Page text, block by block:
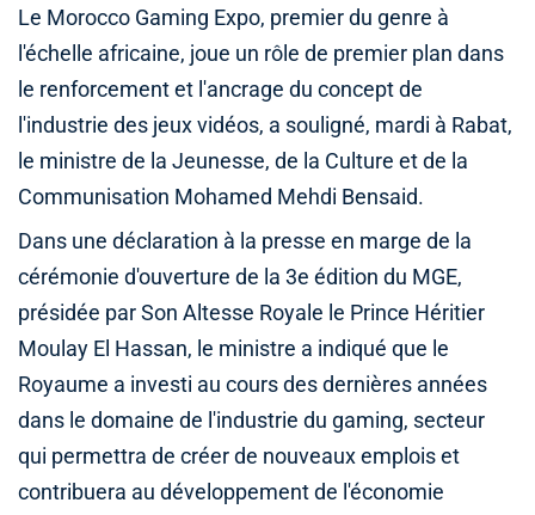
Le Morocco Gaming Expo, premier du genre à
l'échelle africaine, joue un rôle de premier plan dans
le renforcement et l'ancrage du concept de
l'industrie des jeux vidéos, a souligné, mardi à Rabat,
le ministre de la Jeunesse, de la Culture et de la
Communisation Mohamed Mehdi Bensaid.
Dans une déclaration à la presse en marge de la
cérémonie d'ouverture de la 3e édition du MGE,
présidée par Son Altesse Royale le Prince Héritier
Moulay El Hassan, le ministre a indiqué que le
Royaume a investi au cours des dernières années
dans le domaine de l'industrie du gaming, secteur
qui permettra de créer de nouveaux emplois et
contribuera au développement de l'économie